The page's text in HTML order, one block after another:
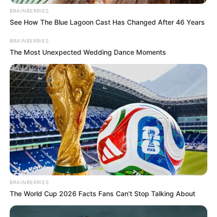
A kezdeményezés két ismert magyar zenészt nevez
BRAINBERRIES
See How The Blue Lagoon Cast Has Changed After 46 Years
BRAINBERRIES
The Most Unexpected Wedding Dance Moments
BRAINBERRIES
The World Cup 2026 Facts Fans Can't Stop Talking About